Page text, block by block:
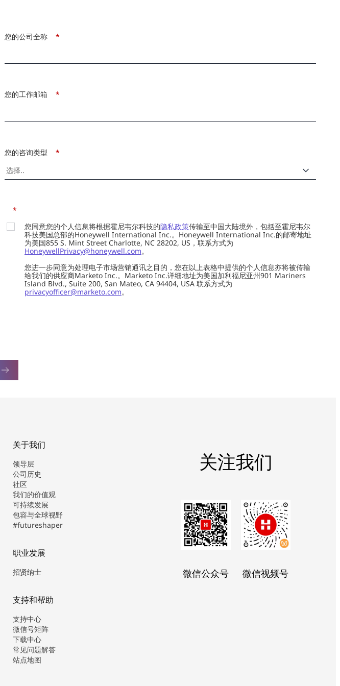
*
您的公司全称
*
您的工作邮箱
*
您的咨询类型
*
您同意您的个人信息将根据霍尼韦尔科技的隐私政策传输至中国大陆境外，包括至霍尼韦尔
科技美国总部的Honeywell International Inc.。Honeywell International Inc.的邮寄地址
为美国855 S. Mint Street Charlotte, NC 28202, US，联系方式为
HoneywellPrivacy@honeywell.com。
您进一步同意为处理电子市场营销通讯之目的，您在以上表格中提供的个人信息亦将被传输
给我们的供应商Marketo Inc.。Marketo Inc.详细地址为美国加利福尼亚州901 Mariners
Island Blvd., Suite 200, San Mateo, CA 94404, USA 联系方式为
privacyofficer@marketo.com。
关于我们
领导层
公司历史
社区
我们的价值观
可持续发展
包容与全球视野
#futureshaper
职业发展
招贤纳士
支持和帮助
支持中心
微信号矩阵
下载中心
常见问题解答
站点地图
关注我们
微信公众号 微信视频号